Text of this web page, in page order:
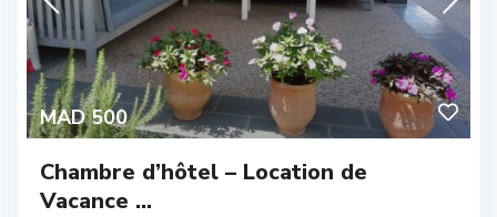
MAD 500
Chambre d’hôtel – Location de
Vacance ...